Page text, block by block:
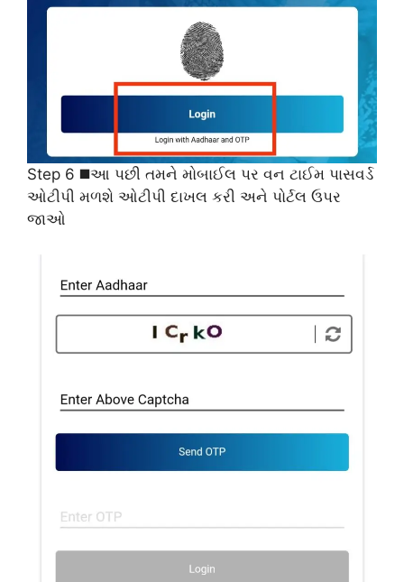
Step 6 ◼️આ પછી તમને મોબાઈલ પર વન ટાઈમ પાસવર્ડ
ઓટીપી મળશે ઓટીપી દાખલ કરી અને પોર્ટલ ઉપર
જાઓ